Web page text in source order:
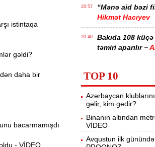
istintaqa
gəldi?
daha bir
bacarmamışdı
- VİDEO
20:57
“Mənə aid bəzi
Hikmət Hacıyev
20:40
Bakıda 108
təmiri aparılır −
fəsadlar törədə
20:06
Müharibədə 3
ABŞ hərbçisi
19:48 BMT-dən
milyon insan ac
TOP 10
Azərbaycan
gəlir, kim gedir?
Binanın altından
VİDEO
Avqustun ilk